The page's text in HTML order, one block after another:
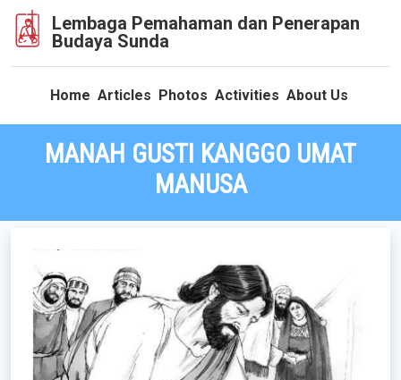
Lembaga Pemahaman dan Penerapan
Budaya Sunda
Home Articles Photos Activities About Us
MANAH GUSTI KANGGO UMAT
MANUSA